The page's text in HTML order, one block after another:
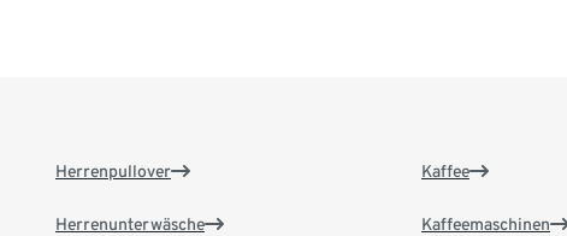
Herrenpullover
Herrenunterwäsche
Kaffee
Kaffeemaschinen